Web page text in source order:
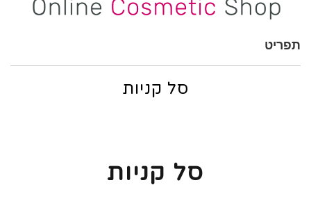
Toggle
תפריט
סל קניות
סל קניות